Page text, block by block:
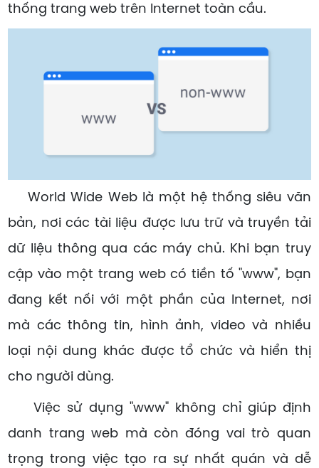
thống trang web trên Internet toàn cầu.
World Wide Web là một hệ thống siêu văn
bản, nơi các tài liệu được lưu trữ và truyền tải
dữ liệu thông qua các máy chủ. Khi bạn truy
cập vào một trang web có tiền tố "www", bạn
đang kết nối với một phần của Internet, nơi
mà các thông tin, hình ảnh, video và nhiều
loại nội dung khác được tổ chức và hiển thị
cho người dùng.
Việc sử dụng "www" không chỉ giúp định
danh trang web mà còn đóng vai trò quan
trọng trong việc tạo ra sự nhất quán và dễ